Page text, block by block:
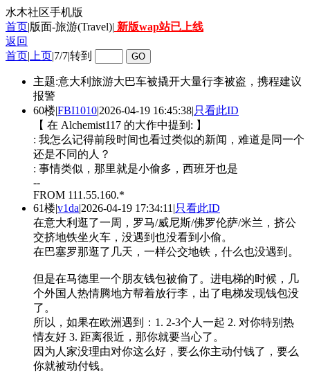
水木社区手机版
首页|版面-旅游(Travel)| 新版wap站已上线
返回
首页| 上页|7/7|转到
主题:意大利旅游大巴车被撬开大量行李被盗，携程建议
报警
60楼|FBI1010|2026-04-19 16:45:38|只看此ID
【 在 Alchemist117 的大作中提到: 】
: 我怎么记得前段时间也看过类似的新闻，难道是同一个
还是不同的人？
: 事情类似，那里就是小偷多，西班牙也是
--
FROM 111.55.160.*
61楼|v1da|2026-04-19 17:34:11 |只看此ID
在意大利逛了一周，罗马/威尼斯/佛罗伦萨/米兰，挤公
交挤地铁坐火车，没遇到也没看到小偷。
在巴塞罗那逛了几天，一样公交地铁，什么也没遇到。
但是在马德里一个朋友钱包被偷了。进电梯的时候，几
个外国人热情腾地方帮着放行李，出了电梯发现钱包没
了。
所以，如果在欧洲遇到：1. 2-3个人一起 2. 对你特别热
情友好 3. 距离很近，那你就要当心了。
因为人家没理由对你这么好，要么你主动付钱了，要么
你就被动付钱。